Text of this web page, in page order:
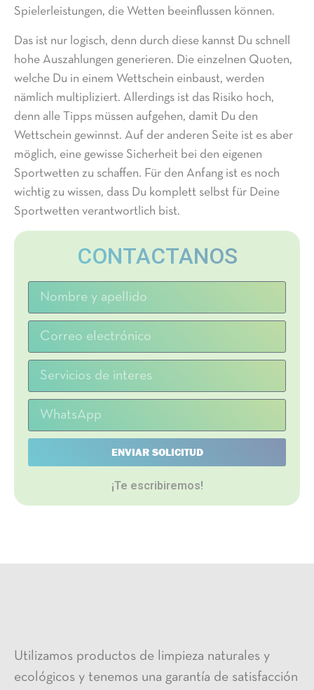
Spielerleistungen, die Wetten beeinflussen können.
Das ist nur logisch, denn durch diese kannst Du schnell
hohe Auszahlungen generieren. Die einzelnen Quoten,
welche Du in einem Wettschein einbaust, werden
nämlich multipliziert. Allerdings ist das Risiko hoch,
denn alle Tipps müssen aufgehen, damit Du den
Wettschein gewinnst. Auf der anderen Seite ist es aber
möglich, eine gewisse Sicherheit bei den eigenen
Sportwetten zu schaffen. Für den Anfang ist es noch
wichtig zu wissen, dass Du komplett selbst für Deine
Sportwetten verantwortlich bist.
CONTACTANOS
ENVIAR SOLICITUD
¡Te escribiremos!
Utilizamos productos de limpieza naturales y
ecológicos y tenemos una garantía de satisfacción